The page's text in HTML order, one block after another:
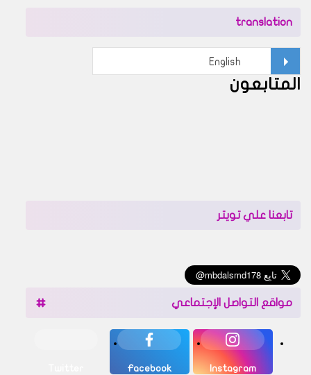
translation
المتابعون
تابعنا علي تويتر
مواقع التواصل الإجتماعي
Instagram
Facebook